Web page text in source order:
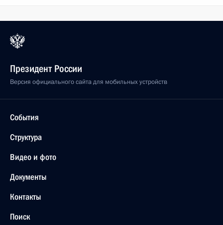
Президент России
Версия официального сайта для мобильных устройств
События
Структура
Видео и фото
Документы
Контакты
Поиск